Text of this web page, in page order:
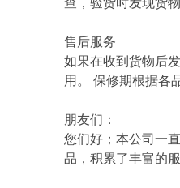
查，验货时发现货
售后服务
如果在收到货物后
用。 保修期根据各
朋友们：
您们好；本公司一
品，积累了丰富的